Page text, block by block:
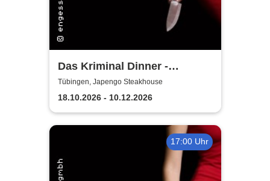
Das Kriminal Dinner -
Testament à la Carte
Tübingen, Japengo Steakhouse
18.10.2026 - 10.12.2026
17:00 Uhr